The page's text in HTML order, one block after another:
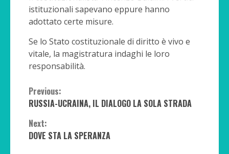
istituzionali sapevano eppure hanno
adottato certe misure.
Se lo Stato costituzionale di diritto è vivo e
vitale, la magistratura indaghi le loro
responsabilità.
Continue
Reading
Previous:
RUSSIA-UCRAINA, IL DIALOGO LA SOLA STRADA
Next:
DOVE STA LA SPERANZA